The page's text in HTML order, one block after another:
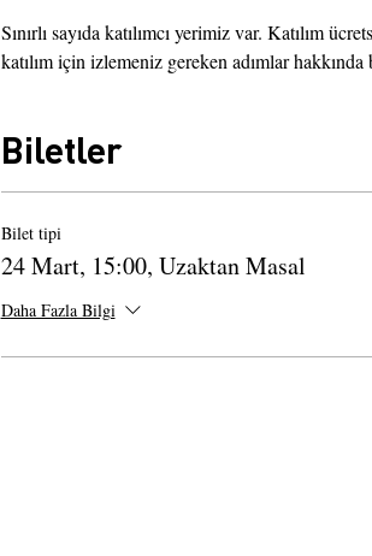
Sınırlı sayıda katılımcı yerimiz var. Katılım
katılım için izlemeniz gereken adımlar
Biletler
Bilet tipi
24 Mart, 15:00, Uzaktan Masal
Daha Fazla Bilgi